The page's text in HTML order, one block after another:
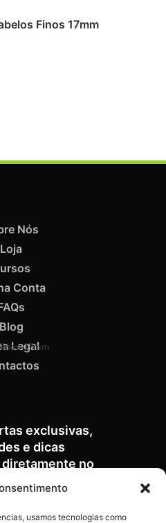
usamos tecnologias como
17mm
exclusivas,
e dicas
no
e-mail.
Nós
Loja
Conta
Blog
Legal